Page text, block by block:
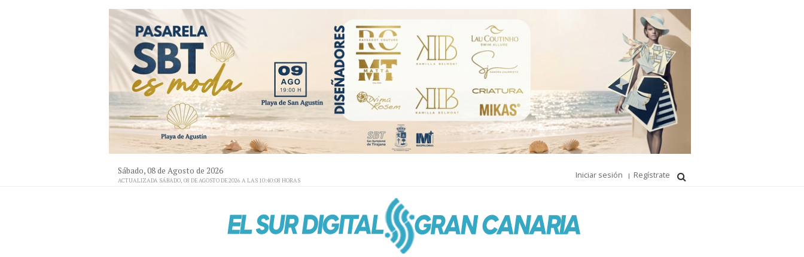
Sábado, 08 de Agosto de 2026
ACTUALIZADA SÁBADO, 08 DE AGOSTO DE 2026 A LAS 10:40:08 HORAS
Iniciar sesión Regístrate